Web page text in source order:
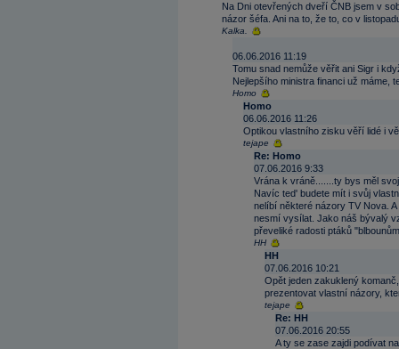
Na Dni otevřených dveří ČNB jsem v
názor šéfa. Ani na to, že to, co v
Kalka.
06.06.2016 11:19
Tomu snad nemůže věřit ani Sigr i
Nejlepšího ministra financi už máme,
Homo
Homo
06.06.2016 11:26
Optikou vlastního zisku věří lidé i
tejape
Re: Homo
07.06.2016 9:33
Vrána k vráně.......ty bys měl
Navíc ted' budete mít i svůj
nelíbí některé názory TV Nova.
nesmí vysílat. Jako náš bývalý
převeliké radosti ptáků
HH
HH
07.06.2016 10:21
Opět jeden zakuklený
prezentovat vlastní názory,
tejape
Re: HH
07.06.2016 20:55
A ty se zase zajdi podívat